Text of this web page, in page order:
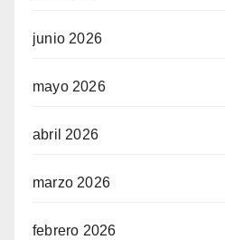
junio 2026
mayo 2026
abril 2026
marzo 2026
febrero 2026